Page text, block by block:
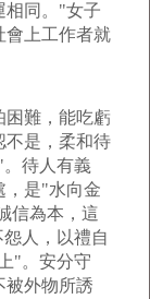
相同。"女子
會上工作者就
困難，能吃虧
不是，柔和待
待人有義
，是"水向金
信為本，這
人，以禮自
"。安分守
被外物所誘